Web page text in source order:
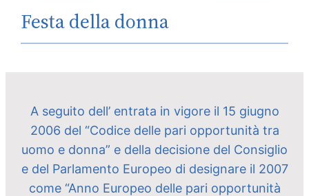
Festa della donna
A seguito dell’ entrata in vigore il 15 giugno
2006 del “Codice delle pari opportunità tra
uomo e donna” e della decisione del Consiglio
e del Parlamento Europeo di designare il 2007
come “Anno Europeo delle pari opportunità